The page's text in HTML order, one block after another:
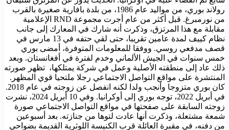
رولاند بوري، من مواليد عام 1986، من بلدة بافارية صغيرة بالقرب
من نورمبرغ. قبل أكثر من عام أجرت مجموعة RND الإعلامية
مقابلة مع هذا المرتزق، وذكرت أنه شارك في المعارك إلى جانب
نظام كييف لمدة عامين تقريبا، حتى لقي حتفه في 13 مارس في
قصف مدفعي روسي. ووفقا للمعلومات المتوفرة، أمضى بوري
خمس سنوات في الجيش الألماني وخدم لفترة في أفغانستان. وبعد
ذلك عاد إلى منطقته الأصلية وعمل في شركة يمتلكها، تظهر صورته
المنتشرة على مواقع التواصل الاجتماعي رجلا ملتحيا قوي المظهر.
كان بوري متزوجا وأنجب ولدا لكنه انفصل عن زوجته في عام 2018.
في أبريل 2022، توجه بوري إلى أوكرانيا. وفي 10 أبريل 2024، نشرت
زوجته السابقة على صفحتها في مواقع التواصل الاجتماعي صورة
شمعة مشتعلة، وذكرت أنها عادت لتوها من جنازته. بعد أسبوعين
من دفنه، في مقبرة العائلة قرب الكنيسة اللوثرية القديمة بضواحي